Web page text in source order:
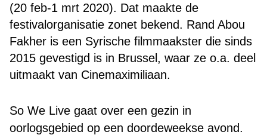
(20 feb-1 mrt 2020). Dat maakte de
festivalorganisatie zonet bekend. Rand Abou
Fakher is een Syrische filmmaakster die sinds
2015 gevestigd is in Brussel, waar ze o.a. deel
uitmaakt van Cinemaximiliaan.
So We Live gaat over een gezin in
oorlogsgebied op een doordeweekse avond.